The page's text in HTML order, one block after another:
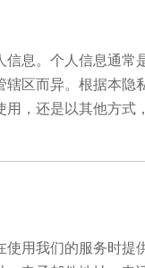
息。个人信息通
区而异。根据本
，还是以其他方式
用我们的服务时